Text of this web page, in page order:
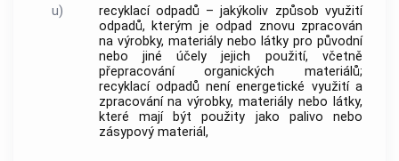
u) recyklací odpadů – jakýkoliv způsobvyužití
odpadů, kterým je odpad znovu zpracován
na výrobky, materiály nebo látky pro původní
nebo jiné účely jejich použití, včetně
přepracování organických materiálů;
recyklací odpadů není energetické využití a
zpracovánína výrobky, materiály nebo látky,
které mají být použity jako palivo nebo
zásypový materiál,